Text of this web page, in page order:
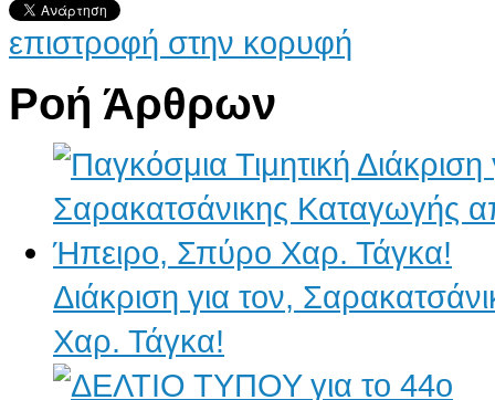
επιστροφή στην κορυφή
Ροή Άρθρων
Διάκριση για τον,
Χαρ. Τάγκα!